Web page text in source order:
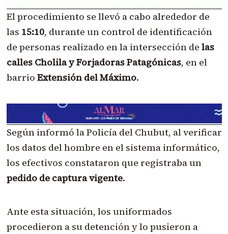
El procedimiento se llevó a cabo alrededor de
las 15:10, durante un control de identificación
de personas realizado en la intersección de las
calles Cholila y Forjadoras Patagónicas, en el
barrio Extensión del Máximo.
Según informó la Policía del Chubut, al verificar
los datos del hombre en el sistema informático,
los efectivos constataron que registraba un
pedido de captura vigente.
Ante esta situación, los uniformados
procedieron a su detención y lo pusieron a